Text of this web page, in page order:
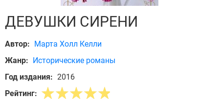
ДЕВУШКИ СИРЕНИ
Автор: Марта Холл Келли
Жанр: Исторические романы
Год издания: 2016
Рейтинг: